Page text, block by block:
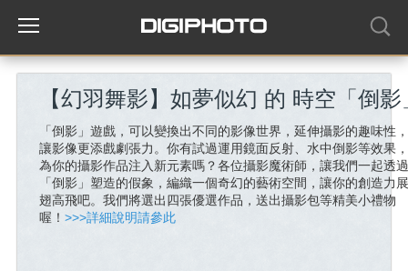
【幻羽舞影】如夢似幻 的 時空「倒影
「倒影」遊戲，可以變換出不同的影像世界，延伸攝影的趣味性
讓影像更添戲劇張力。你有試過運用鏡面反射、水中倒影等效果
為你的攝影作品注入新元素嗎？各位攝影魔術師，讓我們一起透
「倒影」塑造的假象，編織一個奇幻的藝術空間，讓你的創造力
翅高飛吧。我們將選出四張優選作品，送出攝影包等精美小禮物
喔！>>>詳細說明請參此